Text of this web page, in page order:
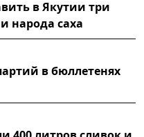
в Якутии три
народа саха
в бюллетенях